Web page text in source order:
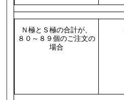
Ｎ極とＳ極の合計が、
８０～８９個のご注文の
場合